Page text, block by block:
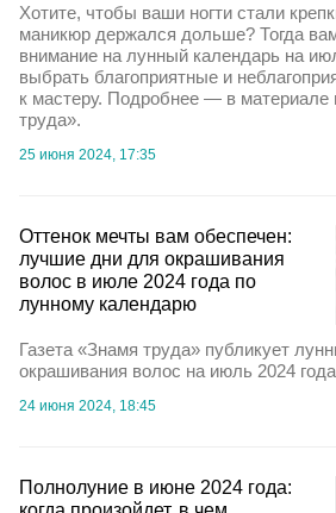
Хотите, чтобы ваши ногти стали
маникюр держался дольше? Тогда
внимание на лунный календарь на
выбрать благоприятные и
к мастеру. Подробнее — в материале
труда».
25 июня 2024, 17:35
Оттенок мечты вам обеспечен:
лучшие дни для окрашивания
волос в июле 2024 года по
лунному календарю
Газета «Знамя труда» публикует
окрашивания волос на июль 2024
24 июня 2024, 18:45
Полнолуние в июне 2024 года: